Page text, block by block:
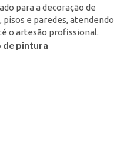
para a decoração de
e paredes, atendendo
o artesão profissional.
de pintura